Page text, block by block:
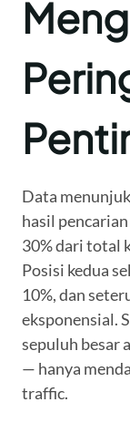
Data
hasil
30% dari total
Posisi kedua
10%, dan
eksponensial.
sepuluh besar
— hanya
traffic.